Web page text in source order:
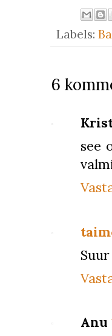
Labels:
6
see
Anu